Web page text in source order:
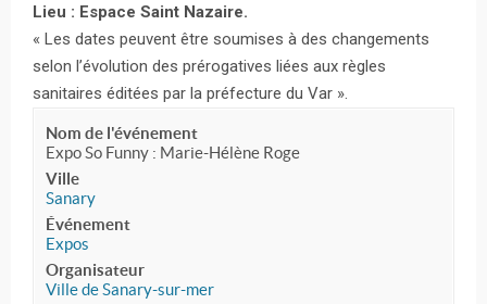
Lieu : Espace Saint Nazaire.
« Les dates peuvent être soumises à des changements
selon l’évolution des prérogatives liées aux règles
sanitaires éditées par la préfecture du Var ».
Nom de l'événement
Expo So Funny : Marie-Hélène Roge
Ville
Sanary
Événement
Expos
Organisateur
Ville de Sanary-sur-mer